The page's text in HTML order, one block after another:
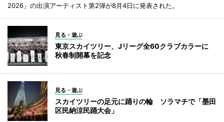
2026」の出演アーティスト第2弾が8月4日に発表された。
見る・遊ぶ
東京スカイツリー、Jリーグ全60クラブカラーに
秋春制開幕を記念
見る・遊ぶ
スカイツリーの足元に踊りの輪 ソラマチで「墨田
区民納涼民踊大会」